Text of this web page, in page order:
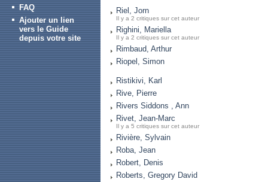
FAQ
Ajouter un lien
vers le Guide
depuis votre site
Riel, Jorn
Il y a 2 critiques sur cet auteur
Righini, Mariella
Il y a 2 critiques sur cet auteur
Rimbaud, Arthur
Riopel, Simon
Ristikivi, Karl
Rive, Pierre
Rivers Siddons , Ann
Rivet, Jean-Marc
Il y a 5 critiques sur cet auteur
Rivière, Sylvain
Roba, Jean
Robert, Denis
Roberts, Gregory David